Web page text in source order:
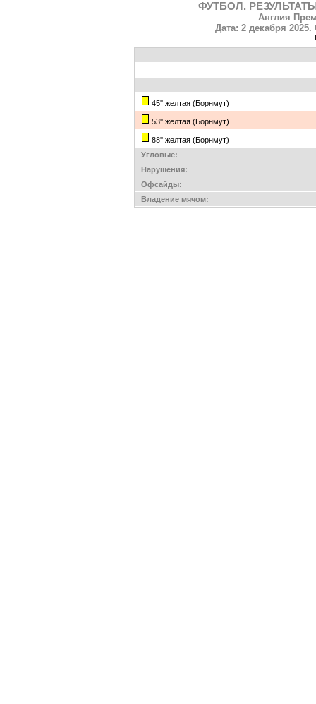
ФУТБОЛ.
Англия
Дата: 2 декабря
45'' желтая (Борнмут)
53'' желтая (Борнмут)
88'' желтая (Борнмут)
Угловые:
Нарушения:
Офсайды:
Владение мячом: